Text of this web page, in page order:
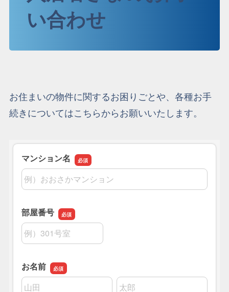
い合わせ
お住まいの物件に関するお困りごとや、各種お手
続きについてはこちらからお願いいたします。